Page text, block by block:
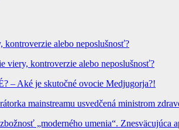
alebo neposlušnosť?
viery, kontroverzie alebo neposlušnosť?
– Aké je skutočné ovocie Medjugorja?!
mainstreamu usvedčená ministrom
„moderného umenia“. Znesväcujúca